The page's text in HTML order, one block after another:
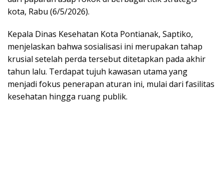
kota, Rabu (6/5/2026).
Kepala Dinas Kesehatan Kota Pontianak, Saptiko,
menjelaskan bahwa sosialisasi ini merupakan tahap
krusial setelah perda tersebut ditetapkan pada akhir
tahun lalu. Terdapat tujuh kawasan utama yang
menjadi fokus penerapan aturan ini, mulai dari fasilitas
kesehatan hingga ruang publik.